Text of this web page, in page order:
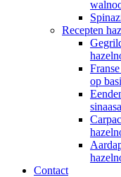
Recepten
op
Contact